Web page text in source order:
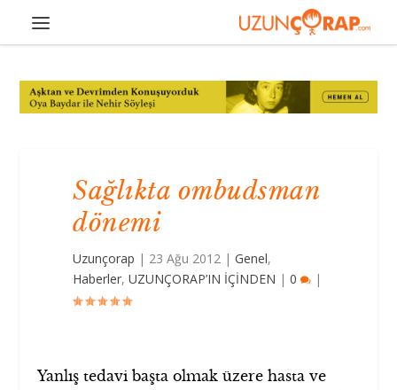
Sağlıkta ombudsman
dönemi
Uzunçorap | 23 Ağu 2012 |Genel,
Haberler,UZUNÇORAP’IN İÇİNDEN |0 |
Yanlış tedavi başta olmak üzere hasta ve